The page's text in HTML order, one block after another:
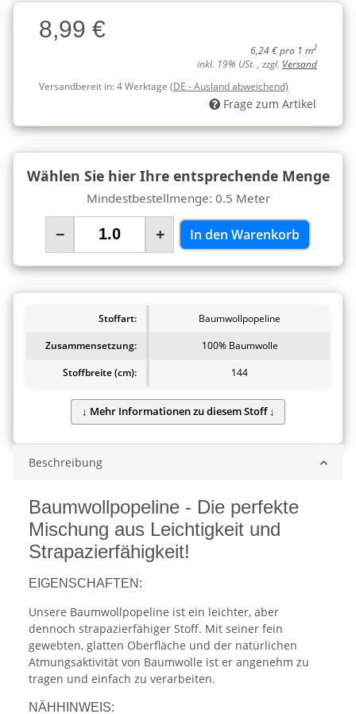
Charge
Charge8,99 €
6,24 € pro 1 m2
inkl. 19% USt. , zzgl. Versand
Versandbereit in:4 Werktage (DE - Ausland abweichend)
Frage zum Artikel
Wählen Sie hier Ihre entsprechende Menge
Mindestbestellmenge: 0.5 Meter
− + In den Warenkorb
Stoffart:
Baumwollpopeline
Zusammensetzung:
100% Baumwolle
Stoffbreite (cm):
144
Beschreibung
Baumwollpopeline - Die perfekte
Mischung aus Leichtigkeit und
Strapazierfähigkeit!
EIGENSCHAFTEN:
Unsere Baumwollpopeline ist ein leichter, aber
dennoch strapazierfähiger Stoff. Mit seiner fein
gewebten, glatten Oberfläche und der natürlichen
Atmungsaktivität von Baumwolle ist er angenehm zu
tragen und einfach zu verarbeiten.
NÄHHINWEIS: